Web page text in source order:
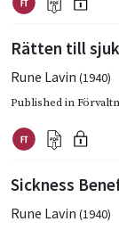
Rätten till
Rune Lavin (1940)
Published in
Sickness
Rune Lavin (1940)